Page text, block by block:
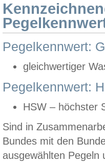
Pegelkennwert:
gleichwertiger
Pegelkennwert:
HSW – höchster
Sind in
Bundes mit den
ausgewählten